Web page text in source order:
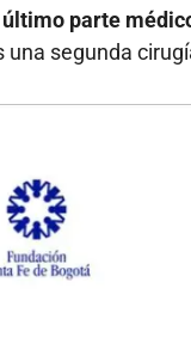
último parte
una segunda